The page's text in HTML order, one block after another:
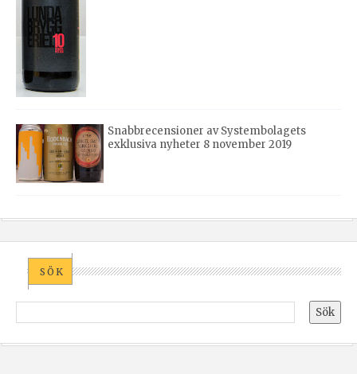
Snabbrecensioner av Systembolagets
exklusiva nyheter 8 november 2019
SÖK